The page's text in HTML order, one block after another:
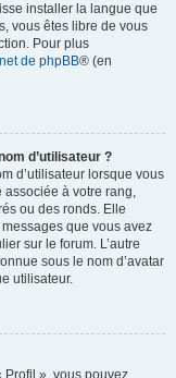
installer la langue que
vous êtes libre de vous
Pour plus
de phpBB® (en
d’utilisateur ?
d’utilisateur lorsque vous
associée à votre rang,
ou des ronds. Elle
que vous avez
sur le forum. L’autre
sous le nom d’avatar
utilisateur.
Profil », vous pouvez